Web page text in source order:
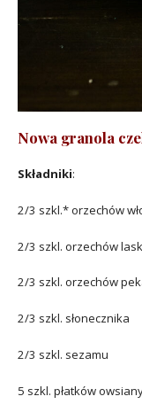
Nowa granola
Składniki:
2/3 szkl.* orzechów
2/3 szkl. orzechów
2/3 szkl. orzechów
2/3 szkl. słonecznika
2/3 szkl. sezamu
5 szkl. płatków